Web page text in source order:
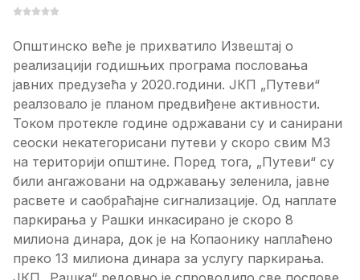
Општинско веће је прихватило Извештај о
реализацији годишњих програма пословања
јавних предузећа у 2020.години. ЈКП „Путеви“
реалзовало је планом предвиђене активности.
Током протекле године одржавани су и санирани
сеоски некатегорисани путеви у скоро свим МЗ
на територији општине. Поред тога, „Путеви“ су
били ангажовани на одржавању зеленила, јавне
расвете и саобраћајне сигнализације. Од наплате
паркирања у Рашки инкасирано је скоро 8
милиона динара, док је на Копаонику наплаћено
преко 13 милиона динара за услугу паркирања.